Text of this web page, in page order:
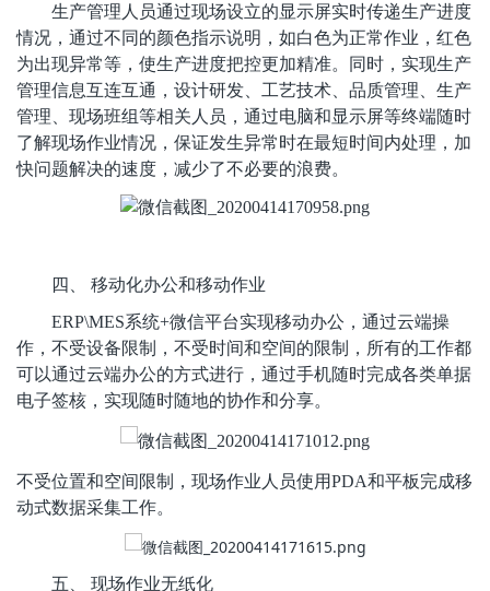
生产管理人员通过现场设立的显示屏实时传递生产进度
情况，通过不同的颜色指示说明，如白色为正常作业，红色
为出现异常等，使生产进度把控更加精准。同时，实现生产
管理信息互连互通，设计研发、工艺技术、品质管理、生产
管理、现场班组等相关人员，通过电脑和显示屏等终端随时
了解现场作业情况，保证发生异常时在最短时间内处理，加
快问题解决的速度，减少了不必要的浪费。
四、 移动化办公和移动作业
ERP\MES系统+微信平台实现移动办公，通过云端操
作，不受设备限制，不受时间和空间的限制，所有的工作都
可以通过云端办公的方式进行，通过手机随时完成各类单据
电子签核，实现随时随地的协作和分享。
不受位置和空间限制，现场作业人员使用PDA和平板完成移
动式数据采集工作。
五、 现场作业无纸化